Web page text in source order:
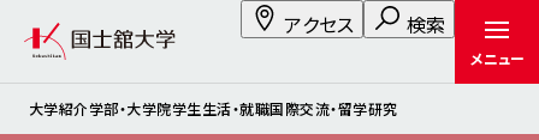
アクセス 検索
メニュー
大学紹介学部・大学院学生生活・就職国際交流・留学研究